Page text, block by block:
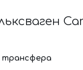
трансфера